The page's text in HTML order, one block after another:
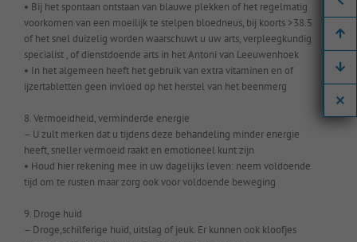
• Bij het spontaan ontstaan van blauwe plekken of het regelmatig
voorkomen van een moeilijk te stelpen bloedneus, bij koorts >38.5
of het snel duizelig worden waarschuwt u uw arts, verpleegkundig
specialist , of dienstdoende arts in het Antoni van Leeuwenhoek
• In het algemeen heeft het gebruik van extra vitaminen en of
ijzertabletten geen invloed op het herstel van het beenmerg
8. Vermoeidheid, verminderde energie
– U zult merken dat u tijdens deze behandeling minder energie
heeft, sneller vermoeid raakt en emotioneel kunt zijn
• Houd hier rekening mee in uw dagelijks leven: neem voldoende
tijd om te rusten maar zorg ook voor voldoende beweging
9. Droge huid
– Droge,schilferige huid, uitslag of jeuk. Er kunnen ook kloofjes